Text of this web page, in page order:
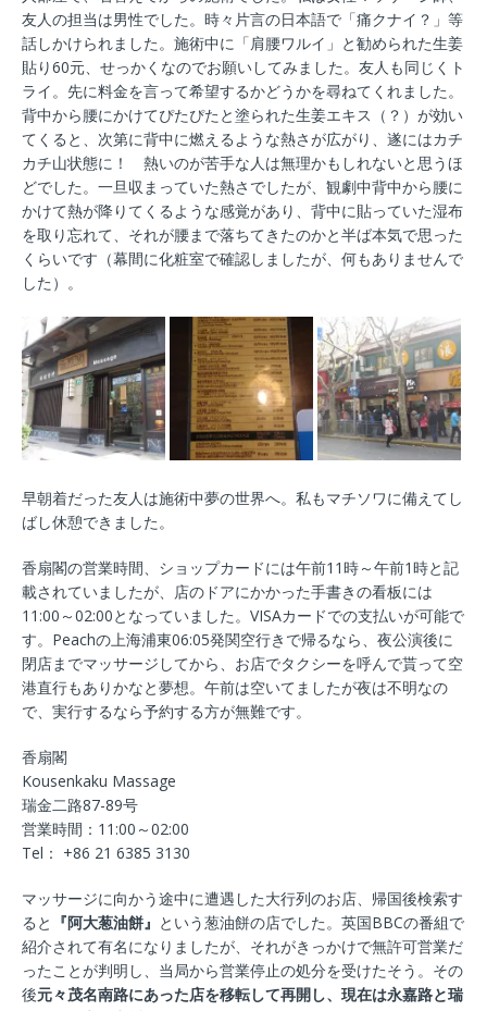
友人の担当は男性でした。時々片言の日本語で「痛クナイ？」等
話しかけられました。施術中に「肩腰ワルイ」と勧められた生姜
貼り60元、せっかくなのでお願いしてみました。友人も同じくト
ライ。先に料金を言って希望するかどうかを尋ねてくれました。
背中から腰にかけてぴたぴたと塗られた生姜エキス（？）が効い
てくると、次第に背中に燃えるような熱さが広がり、遂にはカチ
カチ山状態に！ 熱いのが苦手な人は無理かもしれないと思うほ
どでした。一旦収まっていた熱さでしたが、観劇中背中から腰に
かけて熱が降りてくるような感覚があり、背中に貼っていた湿布
を取り忘れて、それが腰まで落ちてきたのかと半ば本気で思った
くらいです（幕間に化粧室で確認しましたが、何もありませんで
した）。
早朝着だった友人は施術中夢の世界へ。私もマチソワに備えてし
ばし休憩できました。
香扇閣の営業時間、ショップカードには午前11時～午前1時と記
載されていましたが、店のドアにかかった手書きの看板には
11:00～02:00となっていました。VISAカードでの支払いが可能で
す。Peachの上海浦東06:05発関空行きで帰るなら、夜公演後に
閉店までマッサージしてから、お店でタクシーを呼んで貰って空
港直行もありかなと夢想。午前は空いてましたが夜は不明なの
で、実行するなら予約する方が無難です。
香扇閣
Kousenkaku Massage
瑞金二路87-89号
営業時間：11:00～02:00
Tel： +86 21 6385 3130
マッサージに向かう途中に遭遇した大行列のお店、帰国後検索す
ると 『阿大葱油餅』 という葱油餅の店でした。英国BBCの番組で
紹介されて有名になりましたが、それがきっかけで無許可営業だ
ったことが判明し、当局から営業停止の処分を受けたそう。その
後元々茂名南路にあった店を移転して再開し、現在は永嘉路と瑞